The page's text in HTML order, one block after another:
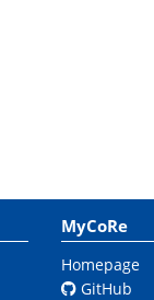
MyCoRe
Homepage
GitHub